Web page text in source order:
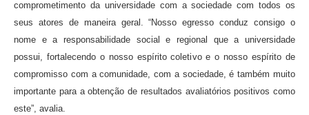
comprometimento da universidade com a sociedade com todos os
seus atores de maneira geral. “Nosso egresso conduz consigo o
nome e a responsabilidade social e regional que a universidade
possui, fortalecendo o nosso espírito coletivo e o nosso espírito de
compromisso com a comunidade, com a sociedade, é também muito
importante para a obtenção de resultados avaliatórios positivos como
este”, avalia.